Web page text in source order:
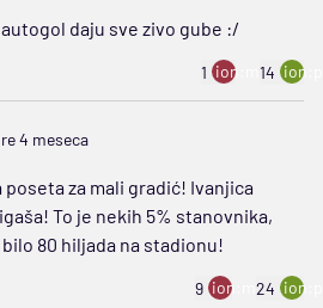
daju sve zivo gube :/
1 ion:minus
14
4 meseca
za mali gradić! Ivanjica
To je nekih 5% stanovnika,
80 hiljada na stadionu!
9 ion:minus
24